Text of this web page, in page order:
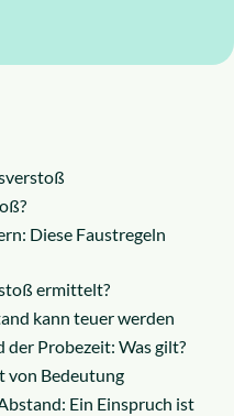
Diese Faustregeln
ermittelt?
kann teuer werden
Probezeit: Was gilt?
von Bedeutung
Ein Einspruch ist